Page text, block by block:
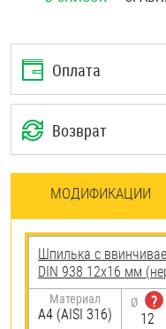
Оплата
Возврат
МОДИФИКАЦИИ
Шпилька c
DIN 938 12х16 мм
Материал
A4 (AISI 316)
Ø
?
12